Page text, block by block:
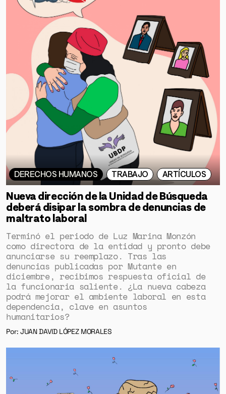
DERECHOS HUMANOS TRABAJO ARTÍCULOS
Nueva dirección de la Unidad de Búsqueda
deberá disipar la sombra de denuncias de
maltrato laboral
Terminó el periodo de Luz Marina Monzón
como directora de la entidad y pronto debe
anunciarse su reemplazo. Tras las
denuncias publicadas por Mutante en
diciembre, recibimos respuesta oficial de
la funcionaria saliente. ¿La nueva cabeza
podrá mejorar el ambiente laboral en esta
dependencia, clave en asuntos
humanitarios?
Por: JUAN DAVID LÓPEZ MORALES